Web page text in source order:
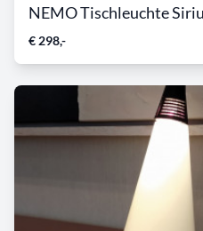
NEMO Tischleuchte
€ 298,-